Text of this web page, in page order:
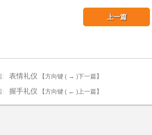
: 表情礼仪 【方向键 ( → )下一篇】
: 握手礼仪
上一篇
【方向键 ( ← )上一篇】